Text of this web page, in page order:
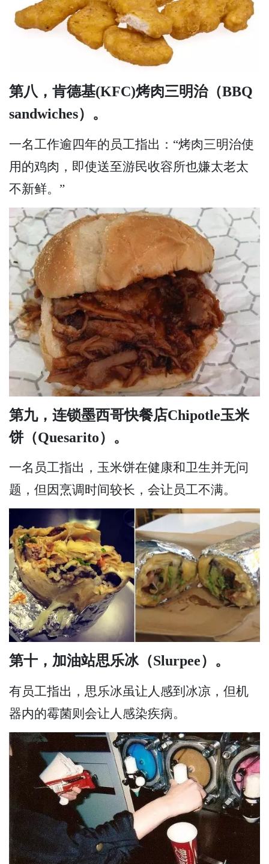
第八，肯德基(KFC)烤肉三明治（BBQ
sandwiches）。
一名工作逾四年的员工指出：“烤肉三明治使
用的鸡肉，即使送至游民收容所也嫌太老太
不新鲜。”
第九，连锁墨西哥快餐店Chipotle玉米
饼（Quesarito）。
一名员工指出，玉米饼在健康和卫生并无问
题，但因烹调时间较长，会让员工不满。
第十，加油站思乐冰（Slurpee）。
有员工指出，思乐冰虽让人感到冰凉，但机
器内的霉菌则会让人感染疾病。